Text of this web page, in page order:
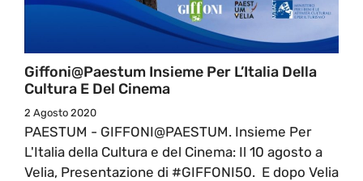
Giffoni@Paestum Insieme Per L’Italia Della
Cultura E Del Cinema
2 Agosto 2020
PAESTUM - GIFFONI@PAESTUM. Insieme Per
L'Italia della Cultura e del Cinema: Il 10 agosto a
Velia, Presentazione di #GIFFONI50. E dopo Velia